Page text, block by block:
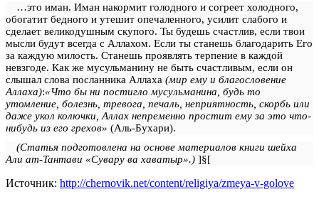
…это иман. Иман накормит голодного и согреет холодного,
обогатит бедного и утешит опечаленного, усилит слабого и
сделает великодушным скупого. Ты будешь счастлив, если твои
мысли будут всегда с Аллахом. Если ты станешь благодарить Его
за каждую милость. Станешь проявлять терпение в каждой
невзгоде. Как же мусульманину не быть счастливым, если он
слышал слова посланника Аллаха (мир ему и благословение
Аллаха):«Что бы ни постигло мусульманина, будь то
утомление, болезнь, тревога, печаль, неприятность, скорбь или
даже укол колючки, Аллах непременно простит ему за это что-
нибудь из его грехов» (Аль-Бухари).
(Статья подготовлена на основе материалов книги шейха
Али ат-Тантави «Сувару ва хаватыр».) ]§[
Источник: http://chernovik.net/content/religiya/zmeya-v-golove